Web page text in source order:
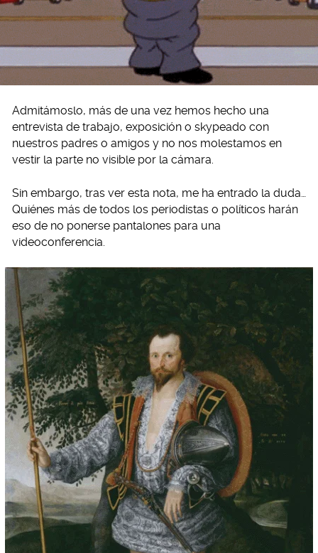
Admitámoslo, más de una vez hemos hecho una
entrevista de trabajo, exposición o skypeado con
nuestros padres o amigos y no nos molestamos en
vestir la parte no visible por la cámara.
Sin embargo, tras ver esta nota, me ha entrado la duda…
Quiénes más de todos los periodistas o políticos harán
eso de no ponerse pantalones para una
videoconferencia.